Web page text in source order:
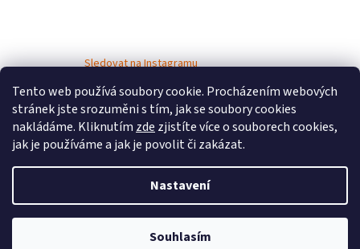
Tento web používá soubory cookie. Procházením webových
stránek jste srozuměni s tím, jak se soubory cookies
nakládáme. Kliknutím zde zjistíte více o souborech cookies,
jak je používáme a jak je povolit či zakázat.
Nastavení
Souhlasím
Sledovat na Instagramu
Vytvořil Shoptet
Bosé děti. Všechna práva vyhrazena.